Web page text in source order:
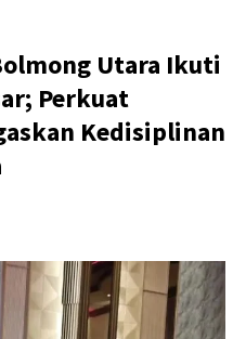
Utara Ikuti
Perkuat
Kedisiplinan